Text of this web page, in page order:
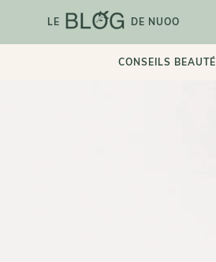
LE DE NUOO
CONSEILS BEAUTÉ